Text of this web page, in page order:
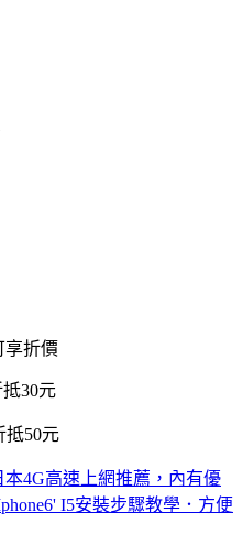
享折價
30元
抵50元
本4G高速上網推薦，內有優
I5安裝步驟教學．方便